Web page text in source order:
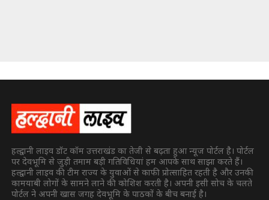
हल्द्वानी लाइव डॉट कॉम उत्तराखंड का तेजी से बढ़ता हुआ न्यूज पोर्टल है। पोर्टल
पर देवभूमि से जुड़ी तमाम बड़ी गतिविधियां हम आपके साथ साझा करते हैं।
हल्द्वानी लाइव की टीम राज्य के युवाओं से काफी प्रोत्साहित रहती है और उनकी
कामयाबी लोगों के सामने लाने की कोशिश करती है। अपनी इसी सोच के चलते
पोर्टल ने अपनी खास जगह देवभूमि के पाठकों के बीच बनाई है।